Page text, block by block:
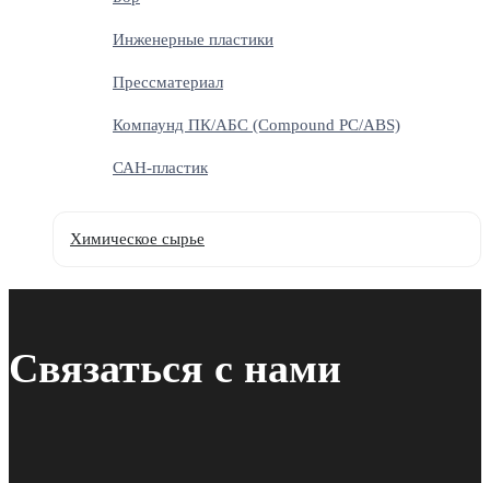
Инженерные пластики
Прессматериал
Компаунд ПК/АБС (Compound PC/ABS)
САН-пластик
Химическое сырье
Связаться с нами